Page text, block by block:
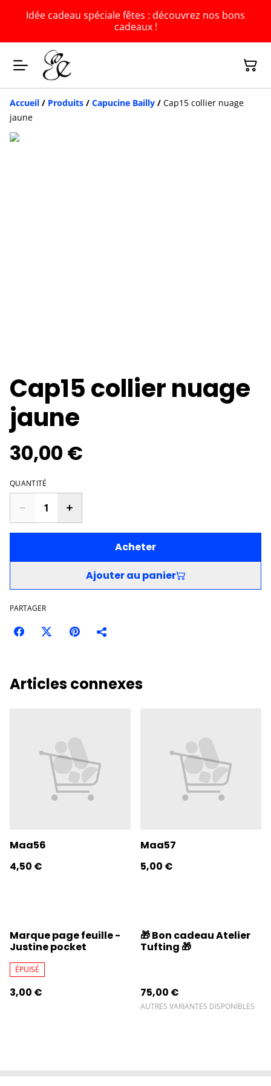
Idée cadeau spéciale fêtes : découvrez nos bons
cadeaux !
Accueil / Produits / Capucine Bailly / Cap15 collier nuage
jaune
Cap15 collier nuage
jaune
30,00 €
QUANTITÉ
Acheter
Ajouter au panier
PARTAGER
Articles connexes
Maa56
4,50 €
Maa57
5,00 €
Marque page feuille -
Justine pocket
ÉPUISÉ
3,00 €
🎁 Bon cadeau Atelier
Tufting 🎁
75,00 €
AUTRES VARIANTES DISPONIBLES